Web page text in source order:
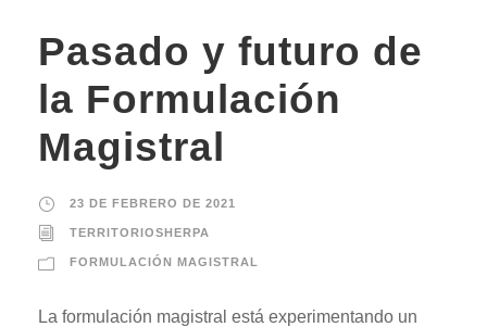
Pasado y futuro de
la Formulación
Magistral
23 DE FEBRERO DE 2021
TERRITORIOSHERPA
FORMULACIÓN MAGISTRAL
La formulación magistral está experimentando un